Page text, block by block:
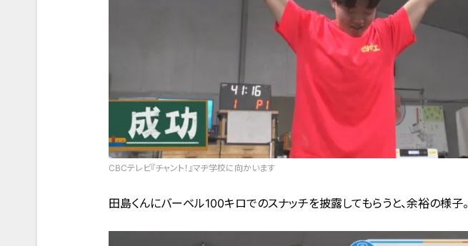
CBCテレビ『チャント！』マヂ学校に向かいます
田島くんにバーベル100キロでのスナッチを披露してもらうと、余裕の様子。